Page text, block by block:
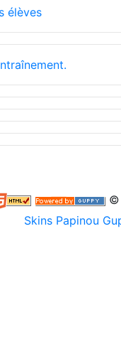
élèves
©
Skins Papinou